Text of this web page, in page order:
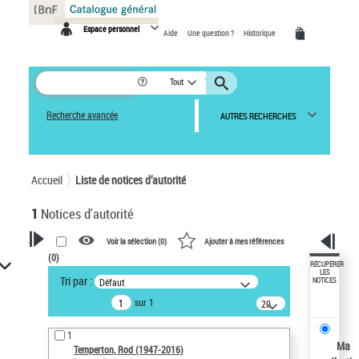
Espace personnel Aide Une question ? Historique
Tout
Recherche avancée AUTRES RECHERCHES
Accueil Liste de notices d’autorité
1 Notices d'autorité
VOTRE RECHERCHE
Recherche avancée dans les
notices d’autorité
Œuvres liées à l'auteur :
Temperton, Rod (1947-2016)
Voir la sélection (0) Ajouter à mes références
(0)
Tri par : Défaut
sur 1
20
résultats/page
1
Temperton, Rod (1947-2016)
RÉCUPÉRER
LES
NOTICES
Ma
Panneau de gestion des cookies